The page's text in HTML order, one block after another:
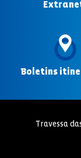
Boletins
Travessa